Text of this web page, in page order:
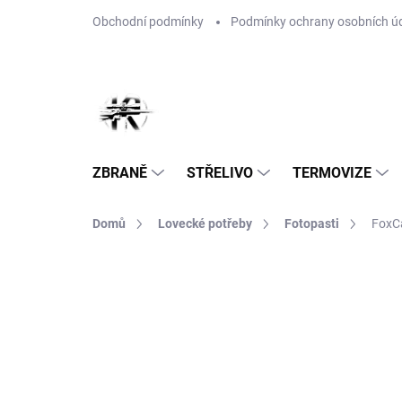
Obchodní podmínky Podmínky ochrany osobních
ZBRANĚ STŘELIVO TERMOVIZE
Domů Lovecké potřeby Fotopasti